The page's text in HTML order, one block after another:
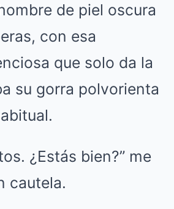
de piel oscura
con esa
que solo da la
su gorra polvorienta
¿Estás bien?” me
cautela.